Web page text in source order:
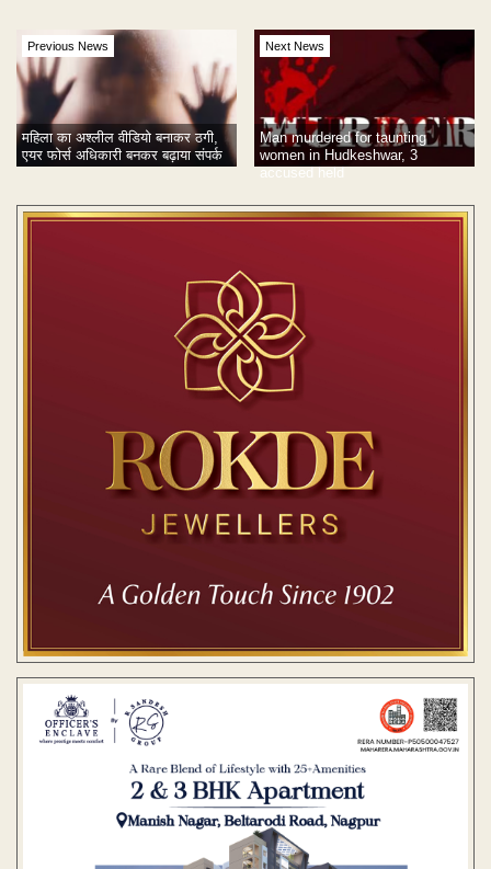
Previous News
महिला का अश्लील वीडियो बनाकर ठगी,
एयर फोर्स अधिकारी बनकर बढ़ाया संपर्क
Next News
Man murdered for taunting
women in Hudkeshwar, 3
accused held